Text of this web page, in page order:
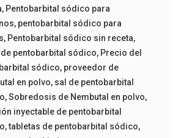
, Pentobarbital sódico para
, pentobarbital sódico para
, Pentobarbital sódico sin receta,
pentobarbital sódico, Precio del
sódico, proveedor de
en polvo, sal de pentobarbital
,Sobredosis de Nembutal en polvo,
inyectable de pentobarbital
,tabletas de pentobarbital sódico,